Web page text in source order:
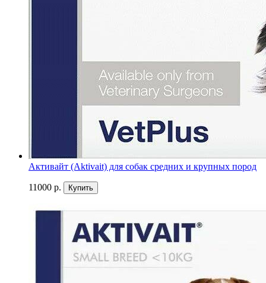
Активайт (Aktivait) для собак средних и крупных пород
11000 р. Купить